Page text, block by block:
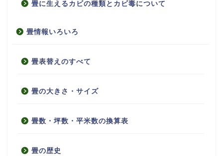
畳に生えるカビの種類とカビ毒について
畳情報いろいろ
畳表替えのすべて
畳の大きさ・サイズ
畳数・坪数・平米数の換算表
畳の歴史